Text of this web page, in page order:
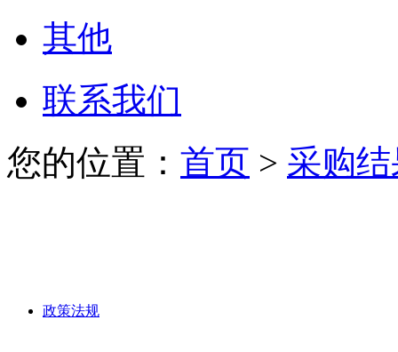
其他
联系我们
您的位置： 首页 > 采购
政策法规